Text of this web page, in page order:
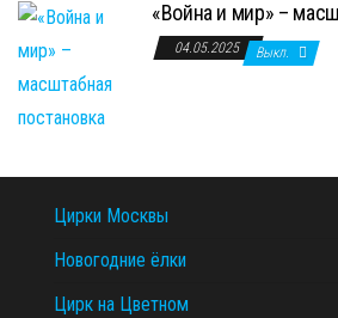
«Война и мир» –
04.05.2025 Выкл.
Цирки Москвы
Новогодние ёлки
Цирк на Цветном